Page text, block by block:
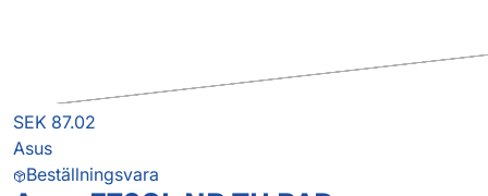
SEK 87.02
Asus
Beställningsvara